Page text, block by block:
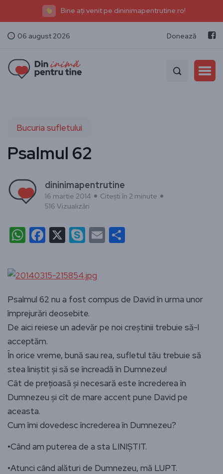
Bine ați venit pe dininimapentrutine.ro!
06 august 2026 Donează
Bucuria sufletului
Psalmul 62
dininimapentrutine
16 martie 2014
Citești în 2 minute
516 Vizualizări
WhatsApp
Facebook
X Skype
Email
Psalmul 62 nu a fost compus de David în urma unor
împrejurări deosebite.
De aici reiese un adevăr pe noi creștinii trebuie să-l
acceptăm.
În orice vreme, bună sau rea, sufletul tău trebuie să
stea liniștit și să se încreadă în Dumnezeu!
Cât de prețioasă și necesară este încrederea în
Dumnezeu și cît de mare accent pune David pe
aceasta.
Cum îmi dovedesc încrederea în Dumnezeu?
•Când am puterea de a sta LINIȘTIT.
•Atunci când alături de Dumnezeu, mă LUPT.